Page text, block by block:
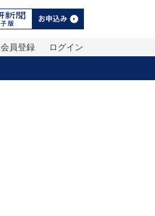
ログイン
会員登録